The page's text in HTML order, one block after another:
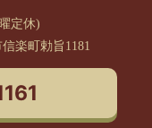
定休)
楽町勅旨1181